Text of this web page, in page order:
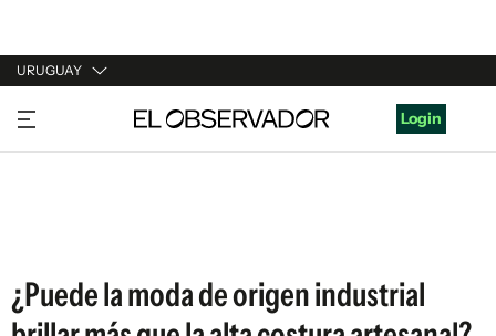
URUGUAY
URUGUAY
ARGENTINA
Login
¿Puede la moda de origen industrial